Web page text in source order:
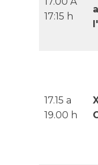
17:15 h
17.15 a
19.00 h